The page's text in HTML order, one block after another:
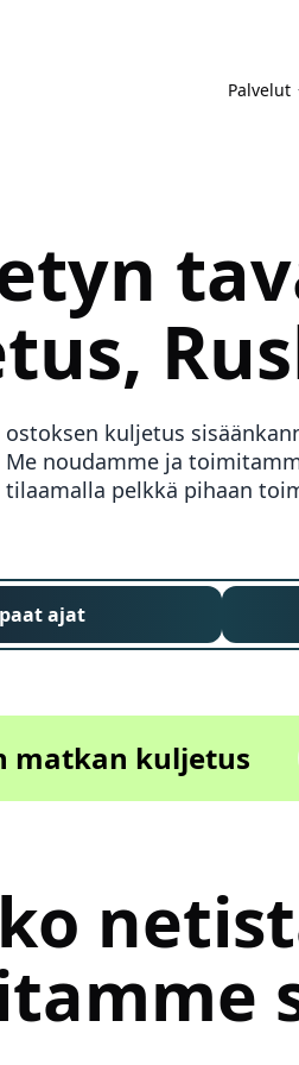
Palvelut
ostoksen kuljetus
Me noudamme ja
tilaamalla pelkkä pihaan
ajat
matkan kuljetus